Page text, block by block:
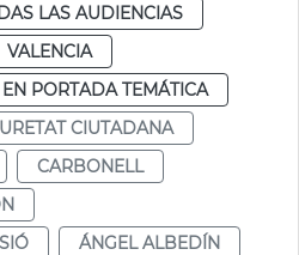
LAS AUDIENCIAS
VALENCIA
EN PORTADA TEMÁTICA
CIUTADANA
CARBONELL
ÁNGEL ALBEDÍN